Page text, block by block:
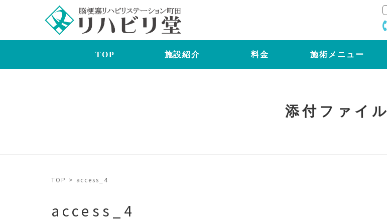
TOP 施設紹介 料金 施術メニュー
添付ファイル
TOP > access_4
access_4